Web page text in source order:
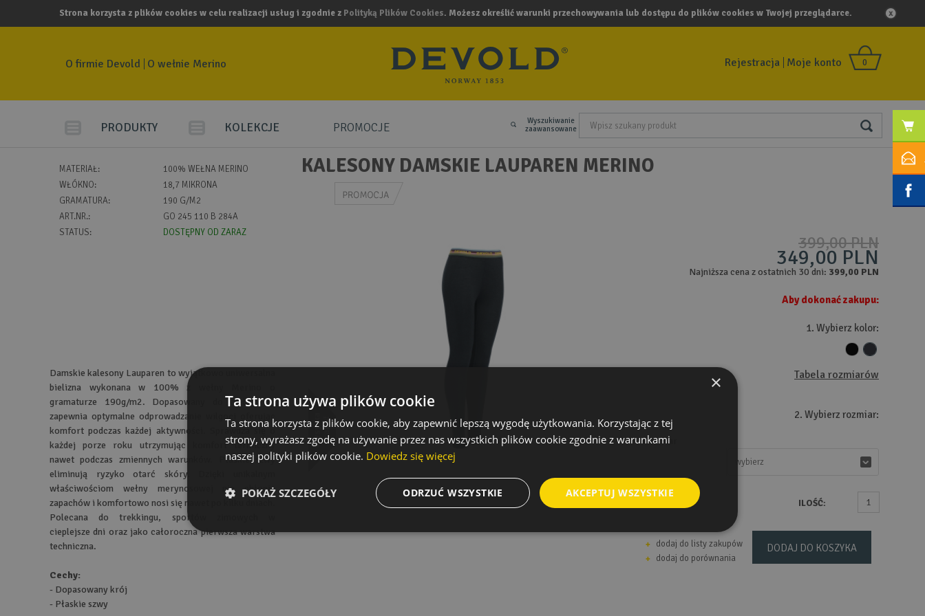
Strona korzysta z plików cookies w celu realizacji usług i zgodnie z Polityką Plików Cookies. Możesz określić warunki przechowywania lub dostępu do plików cookies w Twojej przeglądarce.
0
Rejestracja Moje konto
O firmie Devold O wełnie Merino
PRODUKTY KOLEKCJE PROMOCJE
Wyszukiwanie
zaawansowane
KALESONY DAMSKIE LAUPAREN MERINO
399,00 PLN
349,00 PLN
Najniższa cena z ostatnich 30 dni: 399,00 PLN
Aby dokonać zakupu:
1. Wybierz kolor:
Tabela rozmiarów
2. Wybierz rozmiar:
Rozmiar
wybierz
wybierz
ILOŚĆ:
dodaj do listy zakupów
dodaj do porównania
DODAJ DO KOSZYKA
MATERIAŁ:
100% WEŁNA MERINO
WŁÓKNO:
18,7 MIKRONA
GRAMATURA:
190 G/M2
ART.NR.:
GO 245 110 B 284A
STATUS:
DOSTĘPNY OD ZARAZ
Damskie kalesony Lauparen to wyjątkowo uniwersalna
bielizna wykonana w 100% z wełny Merino o
gramaturze 190g/m2. Dopasowany do ciała krój
zapewnia optymalne odprowadzanie wilgoci oferując
komfort podczas każdej aktywności. Sprawdza się o
każdej porze roku utrzymując komfort termiczny
nawet podczas zmiennych warunków. Płaskie szwy
eliminują ryzyko otarć skóry. Dzięki unikalnym
właściwościom wełny merynosowej nie chłonie
zapachów i komfortowo nosi się nawet po kilku dniach.
Polecana do trekkingu, sportów zimowych w
cieplejsze dni oraz jako całoroczna pierwsza warstwa
techniczna.
Cechy:
- Dopasowany krój
- Płaskie szwy
×
Ta strona używa plików cookie
Ta strona korzysta z plików cookie, aby zapewnić lepszą wygodę użytkowania. Korzystając z tej
strony, wyrażasz zgodę na używanie przez nas wszystkich plików cookie zgodnie z warunkami
naszej polityki plików cookie. Dowiedz się więcej
AKCEPTUJ WSZYSTKIE
ODRZUĆ WSZYSTKIE
POKAŻ SZCZEGÓŁY